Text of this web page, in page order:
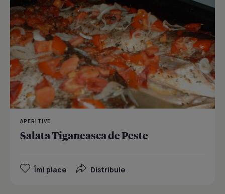
APERITIVE
Salata Tiganeasca de Peste
Îmi place Distribuie